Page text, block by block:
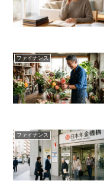
ファイナンス
ファイナンス